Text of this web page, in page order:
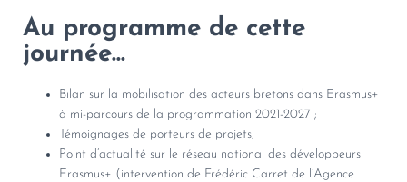
Au programme de cette
journée...
Bilan sur la mobilisation des acteurs bretons dans Erasmus+
à mi-parcours de la programmation 2021-2027 ;
Témoignages de porteurs de projets,
Point d’actualité sur le réseau national des développeurs
Erasmus+ (intervention de Frédéric Carret de l’Agence